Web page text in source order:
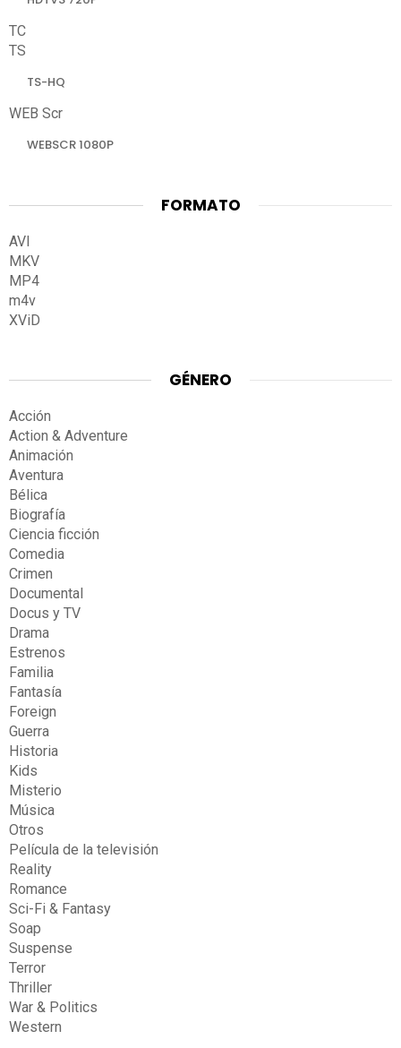
TC
TS
TS-HQ
WEB Scr
WEBSCR 1080P
FORMATO
AVI
MKV
MP4
m4v
XViD
GÉNERO
Acción
Action & Adventure
Animación
Aventura
Bélica
Biografía
Ciencia ficción
Comedia
Crimen
Documental
Docus y TV
Drama
Estrenos
Familia
Fantasía
Foreign
Guerra
Historia
Kids
Misterio
Música
Otros
Película de la televisión
Reality
Romance
Sci-Fi & Fantasy
Soap
Suspense
Terror
Thriller
War & Politics
Western